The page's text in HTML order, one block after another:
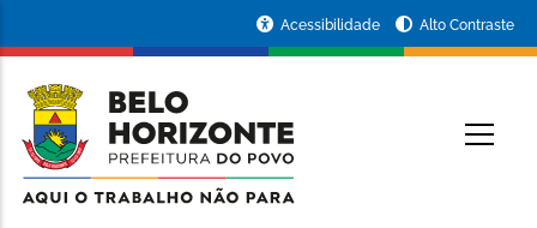
conteúdo
principal
da
Prefeitura
de
Acessibilidade Alto Contraste